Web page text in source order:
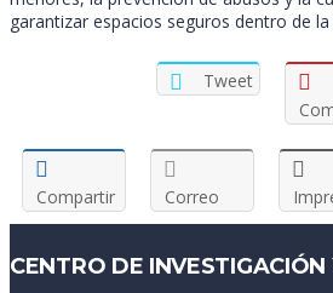
garantizar espacios seguros dentro de la
Tweet
Compartir Correo
CENTRO DE